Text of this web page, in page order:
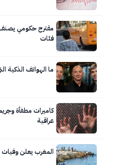
فئات
ما الهواتف الذكية التي
كاميرات مطفأة
عراقية
المغرب يعلن وفيات